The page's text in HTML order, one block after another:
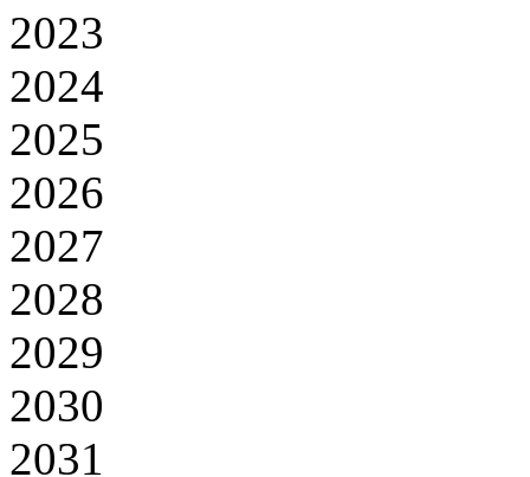
2023
2024
2025
2026
2027
2028
2029
2030
2031